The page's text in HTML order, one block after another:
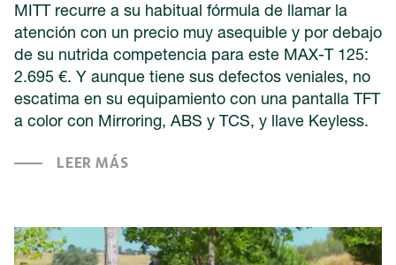
MITT recurre a su habitual fórmula de llamar la
atención con un precio muy asequible y por debajo
de su nutrida competencia para este MAX-T 125:
2.695 €. Y aunque tiene sus defectos veniales, no
escatima en su equipamiento con una pantalla TFT
a color con Mirroring, ABS y TCS, y llave Keyless.
LEER MÁS